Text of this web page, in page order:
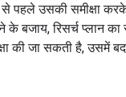
से पहले उसकी समीक्षा
के बजाय, रिसर्च प्लान
की जा सकती है, उसमें